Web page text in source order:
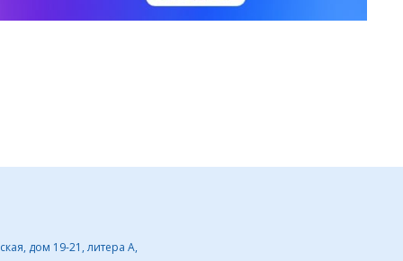
дом 19-21, литера А,